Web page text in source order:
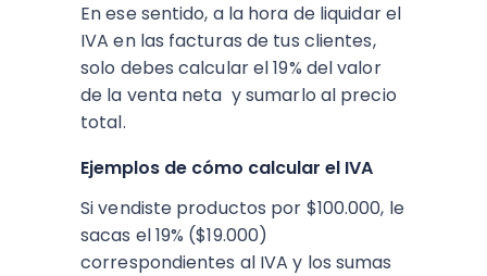
En ese sentido, a la hora de liquidar el
IVA en las facturas de tus clientes,
solo debes calcular el 19% del valor
de la venta neta y sumarlo al precio
total.
Ejemplos de cómo calcular el IVA
Si vendiste productos por $100.000, le
sacas el 19% ($19.000)
correspondientes al IVA y los sumas